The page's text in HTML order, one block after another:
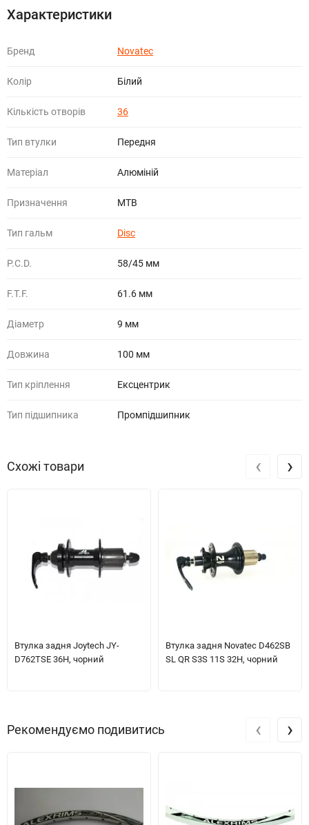
Характеристики
Бренд Novatec
Колір Білий
Кількість отворів 36
Тип втулки Передня
Матеріал Алюміній
Призначення МТВ
Тип гальм Disc
P.C.D. 58/45 мм
F.T.F. 61.6 мм
Діаметр 9 мм
Довжина 100 мм
Тип кріплення Ексцентрик
Тип підшипника Промпідшипник
Схожі товари
Втулка задня Joytech JY-
D762TSE 36H, чорний
Втулка задня Novatec D462SB
SL QR S3S 11S 32H, чорний
‹ ›
Рекомендуємо подивитись ‹ ›